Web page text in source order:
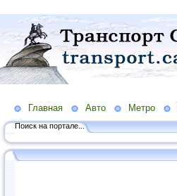
Главная Авто Метро
Поиск на портале...